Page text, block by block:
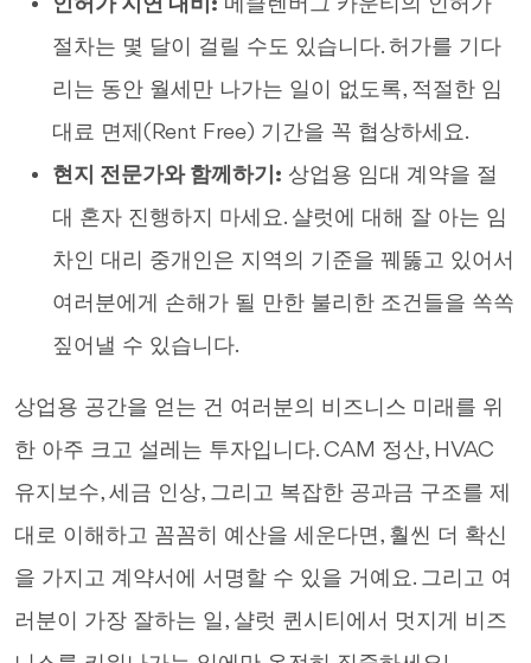
인허가 지연 대비: 메클렌버그 카운티의 인허가
절차는 몇 달이 걸릴 수도 있습니다. 허가를 기다
리는 동안 월세만 나가는 일이 없도록, 적절한 임
대료 면제(Rent Free) 기간을 꼭 협상하세요.
현지 전문가와 함께하기: 상업용 임대 계약을 절
대 혼자 진행하지 마세요. 샬럿에 대해 잘 아는 임
차인 대리 중개인은 지역의 기준을 꿰뚫고 있어서
여러분에게 손해가 될 만한 불리한 조건들을 쏙쏙
짚어낼 수 있습니다.
상업용 공간을 얻는 건 여러분의 비즈니스 미래를 위
한 아주 크고 설레는 투자입니다. CAM 정산, HVAC
유지보수, 세금 인상, 그리고 복잡한 공과금 구조를 제
대로 이해하고 꼼꼼히 예산을 세운다면, 훨씬 더 확신
을 가지고 계약서에 서명할 수 있을 거예요. 그리고 여
러분이 가장 잘하는 일, 샬럿 퀸시티에서 멋지게 비즈